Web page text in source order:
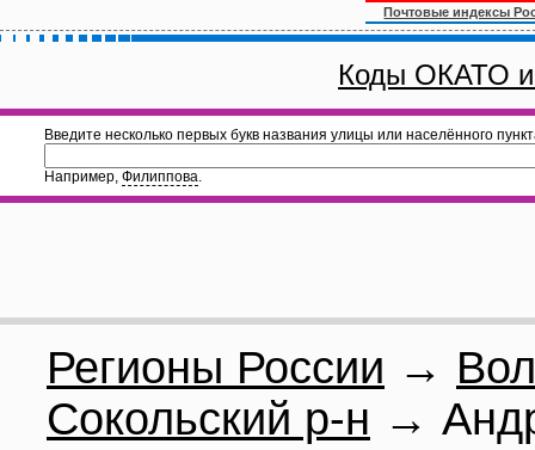
Почтовые индексы
Коды ОКАТО
Введите несколько первых букв названия улицы или населённого
Например, Филиппова.
Регионы России →
Сокольский р-н →